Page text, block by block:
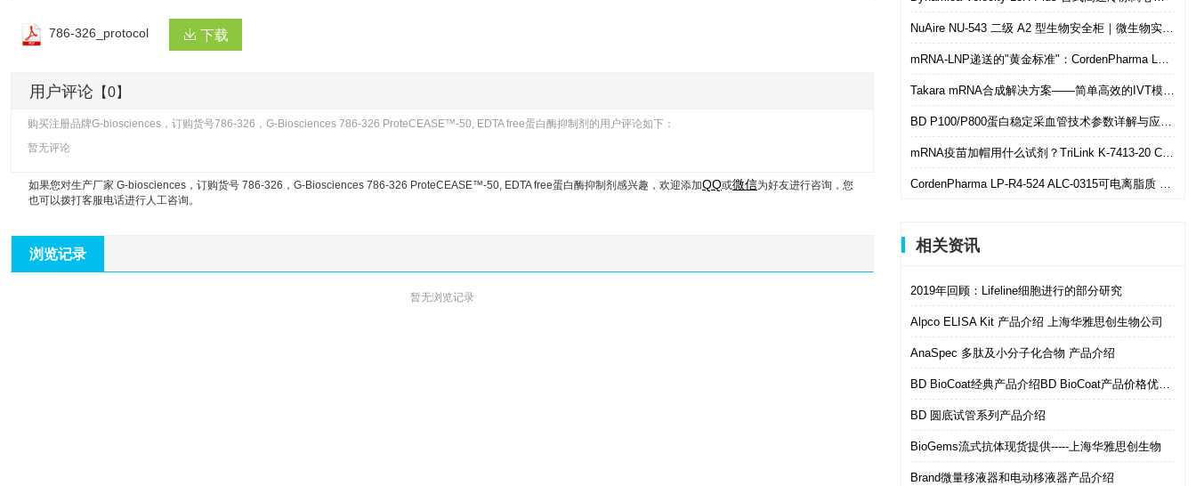
786-326_protocol 下载
用户评论 【0】
购买注册品牌G-biosciences，订购货号786-326，G-Biosciences 786-326 ProteCEASE™-50, EDTA free蛋白酶抑制剂的用户评论如下：
暂无评论
如果您对生产厂家 G-biosciences，订购货号 786-326， G-Biosciences 786-326 ProteCEASE™-50, EDTA free蛋白酶抑制剂 感兴趣，欢迎添加QQ或微信为好友进行咨询，您
也可以拨打客服电话进行人工咨询。
浏览记录
暂无浏览记录
NuAire NU-543 二级 A2 型生物安全柜｜微生物实验室安全操作优选设备
mRNA-LNP递送的"黄金标准"：CordenPharma LP-R4-524（ALC-0315）可电离脂质技术解析
Takara mRNA合成解决方案——简单高效的IVT模板制备
BD P100/P800蛋白稳定采血管技术参数详解与应用选型指南
mRNA疫苗加帽用什么试剂？TriLink K-7413-20 CleanCap共转录加帽 华雅思创现货直发
CordenPharma LP-R4-524 ALC-0315可电离脂质 mRNA-LNP递送专用 华雅思创现货供应
相关资讯
2019年回顾：Lifeline细胞进行的部分研究
Alpco ELISA Kit 产品介绍 上海华雅思创生物公司
AnaSpec 多肽及小分子化合物 产品介绍
BD BioCoat经典产品介绍BD BioCoat产品价格优惠促销
BD 圆底试管系列产品介绍
BioGems流式抗体现货提供-----上海华雅思创生物
Brand微量移液器和电动移液器产品介绍